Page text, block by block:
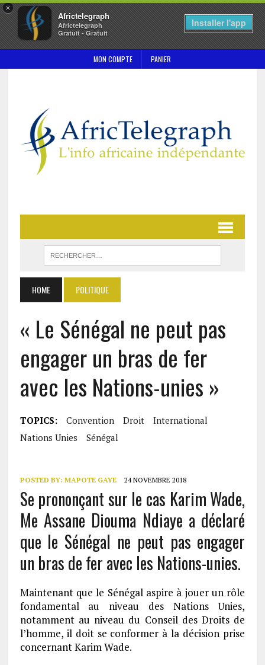
×
Africtelegraph
Africtelegraph
Gratuit - Gratuit
Installer l'app
MON COMPTE PANIER
HOME POLITIQUE
« Le Sénégal ne peut pas
engager un bras de fer
avec les Nations-unies »
TOPICS: Convention Droit
International
Nations Unies
Sénégal
POSTED BY: MAPOTE GAYE 24 NOVEMBRE 2018
Se prononçant sur le cas Karim Wade,
Me Assane Diouma Ndiaye a déclaré
que le Sénégal ne peut pas engager
un bras de fer avec les Nations-unies.
Maintenant que le Sénégal aspire à jouer un rôle
fondamental au niveau des Nations Unies,
notamment au niveau du Conseil des Droits de
l’homme, il doit se conformer à la décision prise
concernant Karim Wade.